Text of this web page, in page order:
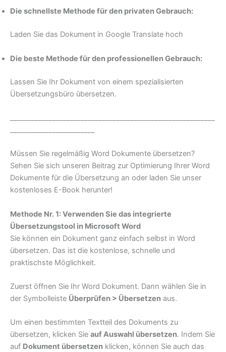
Die schnellste Methode für den privaten Gebrauch:
Laden Sie das Dokument in Google Translate hoch
Die beste Methode für den professionellen Gebrauch:
Lassen Sie Ihr Dokument von einem spezialisierten
Übersetzungsbüro übersetzen.
Müssen Sie regelmäßig Word Dokumente übersetzen?
Sehen Sie sich unseren Beitrag zur Optimierung Ihrer Word
Dokumente für die Übersetzung an oder laden Sie unser
kostenloses E-Book herunter!
Methode Nr. 1: Verwenden Sie das integrierte
Übersetzungstool in Microsoft Word
Sie können ein Dokument ganz einfach selbst in Word
übersetzen. Das ist die kostenlose, schnelle und
praktischste Möglichkeit.
Zuerst öffnen Sie Ihr Word Dokument. Dann wählen Sie in
der Symbolleiste Überprüfen > Übersetzen aus.
Um einen bestimmten Textteil des Dokuments zu
übersetzen, klicken Sie auf Auswahl übersetzen. Indem Sie
auf Dokument übersetzen klicken, können Sie auch das